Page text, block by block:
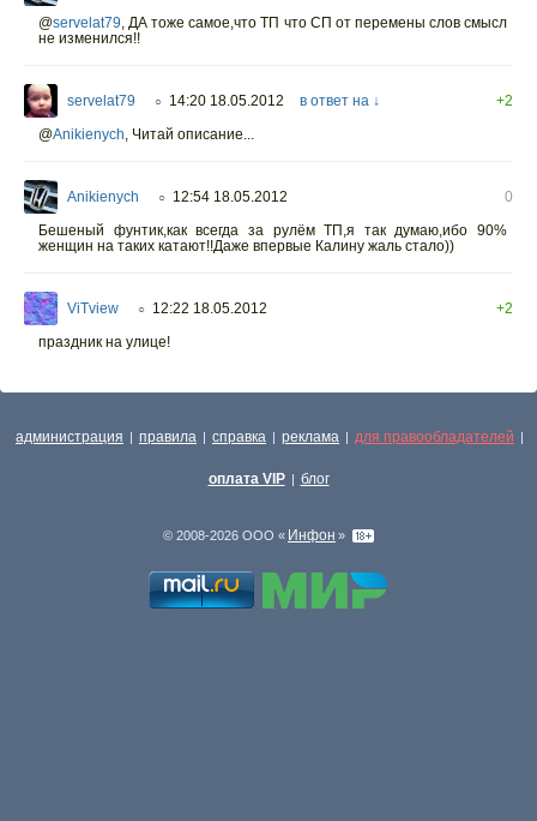
@servelat79,ДА тоже самое,что ТП что СП от перемены слов смысл
не изменился!!
servelat79 ○ 14:20 18.05.2012 в ответ на ↓
+2
@Anikienych, Читай описание...
Anikienych ○ 12:54 18.05.2012
0
Бешеный фунтик,как всегда за рулём ТП,я так думаю,ибо 90%
женщин на таких катают!!Даже впервые Калину жаль стало))
ViTview ○ 12:22 18.05.2012
+2
праздник на улице!
администрация | правила | справка | реклама | для правообладателей |
оплата VIP | блог
© 2008-2026 ООО « Инфон »